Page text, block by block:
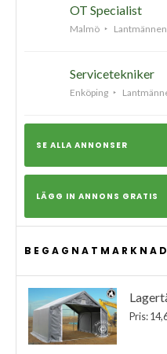
OT Specialist
Malmö Lantmännen
Servicetekniker
Enköping
SE ALLA ANNONSER
LÄGG IN ANNONS GRATIS
Pris: